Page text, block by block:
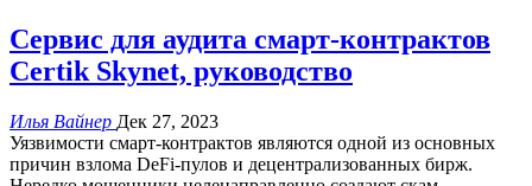
Сервис для аудита смарт-контрактов
Сertik Skynet, руководство
Илья Вайнер Дек 27, 2023
Уязвимости смарт-контрактов являются одной из основных
причин взлома DeFi-пулов и децентрализованных бирж.